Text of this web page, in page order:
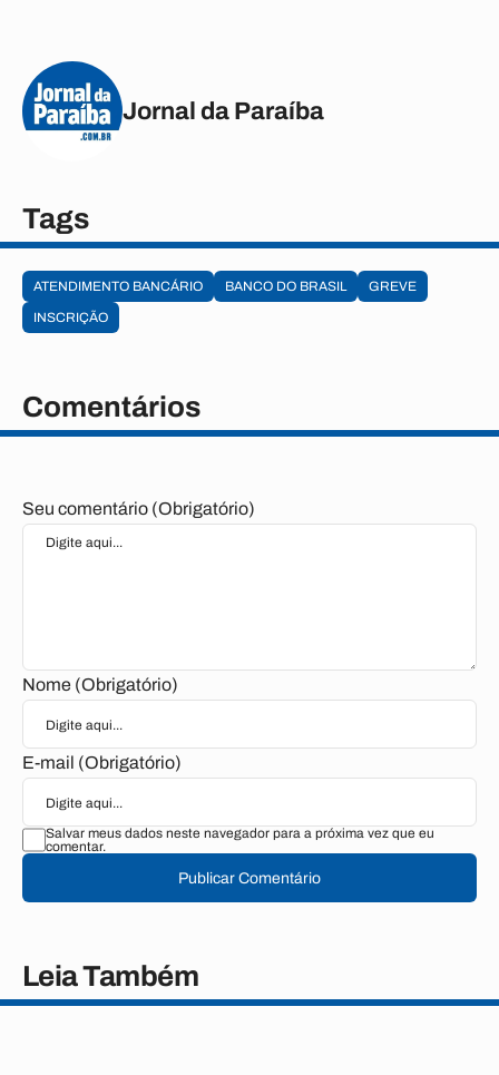
Jornal da Paraíba
Tags
ATENDIMENTO BANCÁRIO BANCO DO BRASIL
GREVE
INSCRIÇÃO
Comentários
Seu comentário (Obrigatório)
Nome (Obrigatório)
E-mail (Obrigatório)
Salvar meus dados neste navegador para a próxima vez que eu
comentar.
Publicar Comentário
Leia Também